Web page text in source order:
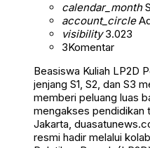
calendar_month
account_circle
visibility3.023
3Komentar
Beasiswa Kuliah LP2D
jenjang S1, S2, dan S3
memberi peluang luas
mengakses pendidikan
Jakarta,
resmi hadir melalui